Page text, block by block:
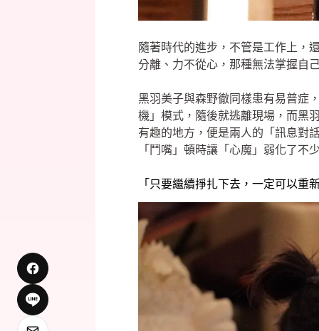
隨著時代的進步，不管是工作上，
分離、力不從心，那種無法掌握自
黑羽美子與森野徹同樣患有易普症
機」模式，隨後就逃離現場，而黑
有趣的地方，便是兩人的「訊息對
「鬥嘴」頓時讓「心魔」弱化了不
「只要繼續掙扎下去，一定可以重